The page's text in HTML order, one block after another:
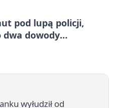
pod lupą policji,
dowody
wyłudził od